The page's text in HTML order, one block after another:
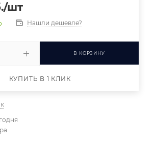
/шт
Нашли дешевле?
В КОРЗИНУ
КУПИТЬ В 1 КЛИК